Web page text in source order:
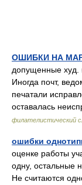
ОШИБКИ НА
допущенные худ.
Иногда почт,
печатали
оставалась
филателистический
ошибки
оценке работы
одну, остальные
Не считаются